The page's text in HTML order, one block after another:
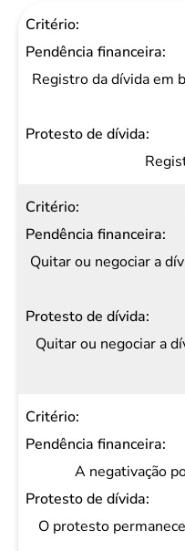
Critério
Pendência
financeira
de
Registro da dívida em
Quitar ou negociar a
Quitar ou negociar a
A negativação
O protesto